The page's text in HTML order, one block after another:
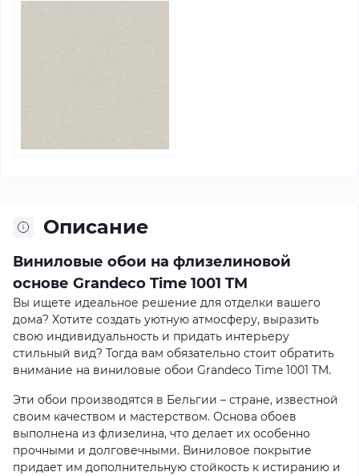
Описание
Виниловые обои на флизелиновой
основе Grandeco Time 1001 TM
Вы ищете идеальное решение для отделки вашего
дома? Хотите создать уютную атмосферу, выразить
свою индивидуальность и придать интерьеру
стильный вид? Тогда вам обязательно стоит обратить
внимание на виниловые обои Grandeco Time 1001 TM.
Эти обои производятся в Бельгии – стране, известной
своим качеством и мастерством. Основа обоев
выполнена из флизелина, что делает их особенно
прочными и долговечными. Виниловое покрытие
придает им дополнительную стойкость к истиранию и